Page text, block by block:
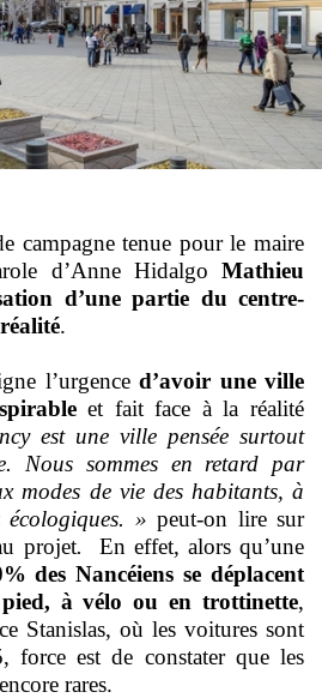
campagne tenue pour le maire
d’Anne Hidalgo Mathieu
d’une partie du centre-
.
l’urgenced’avoir une ville
et fait face à la réalité
est une ville pensée surtout
Nous sommes en retard par
modes de vie des habitants, à
écologiques. » peut-on lire sur
projet. En effet, alors qu’une
des Nancéiens se déplacent
à vélo ou en trottinette,
Stanislas, où les voitures sont
force est de constater que les
rares.